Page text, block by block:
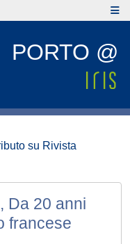
PORTO @
su Rivista
Da 20 anni
francese